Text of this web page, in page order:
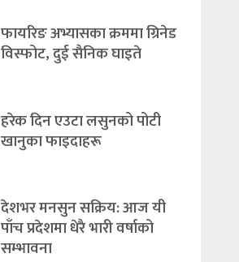
फायरिङ अभ्यासका क्रममा ग्रिनेड
विस्फोट, दुई सैनिक घाइते
हरेक दिन एउटा लसुनको पोटी
खानुका फाइदाहरू
देशभर मनसुन सक्रिय: आज यी
पाँच प्रदेशमा धेरै भारी वर्षाको
सम्भावना